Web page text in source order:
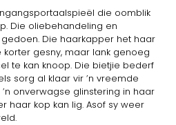
die oomblik
Die oliebehandeling en
Die haarkapper het haar
gesny, maar lank genoeg
te kan knoop. Die bietjie bederf
sorg al klaar vir ’n vreemde
onverwagse glinstering in haar
haar kop kan lig. Asof sy weer